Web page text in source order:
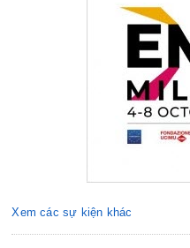
Xem các sự kiện khác